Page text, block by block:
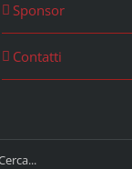
Sponsor
Contatti